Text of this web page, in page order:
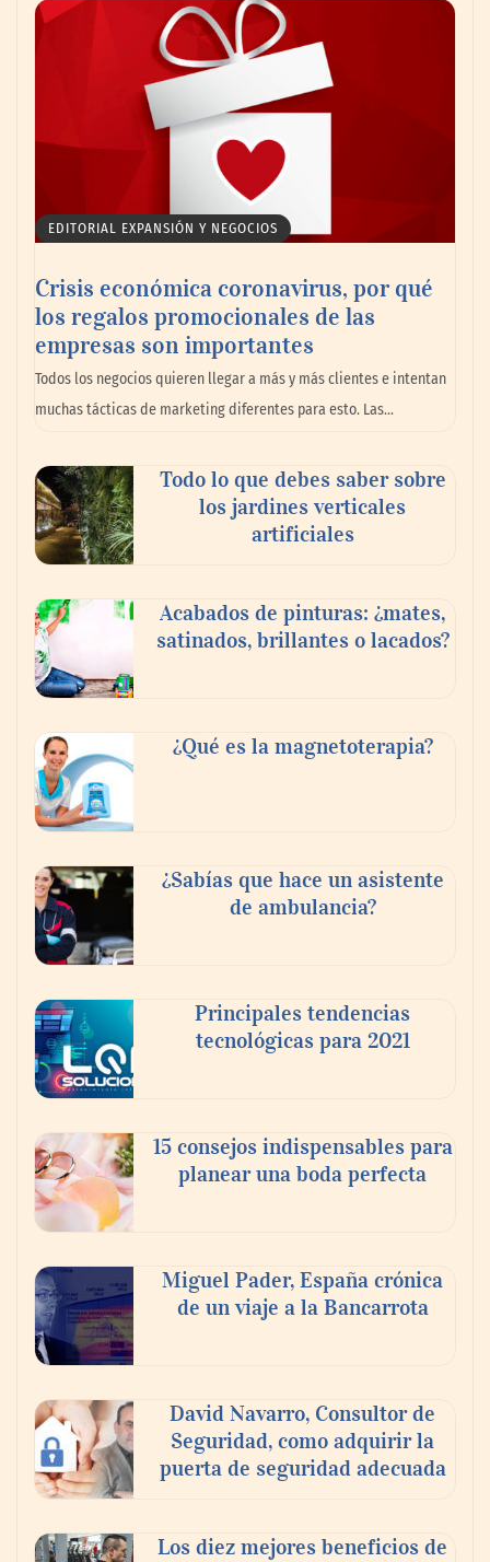
pisos deportivos para gimnasios en México
La llanta más cara puede ser la que menos
cuesta: Michelin lo demuestra ante notario
público
Paso a paso: ¿cómo prepararse para la
transición a la jornada de 40 horas? Guía
InfoBlock
Sierra de Guadalupe
La cartera vencida hipotecaria aumenta al
doble de velocidad que la cartera sana en
Toro Tapas inaugura su Raw Bar: una
experiencia desde mediodía hasta el
anochecer con cocina abierta
EDITORIAL EXPANSIÓN Y NEGOCIOS
Crisis económica coronavirus, por qué
los regalos promocionales de las
empresas son importantes
Todos los negocios quieren llegar a más y más clientes e intentan
muchas tácticas de marketing diferentes para esto. Las…
Todo lo que debes saber sobre
los jardines verticales
artificiales
Acabados de pinturas: ¿mates,
satinados, brillantes o lacados?
¿Qué es la magnetoterapia?
¿Sabías que hace un asistente
de ambulancia?
Principales tendencias
tecnológicas para 2021
15 consejos indispensables para
planear una boda perfecta
Miguel Pader, España crónica
de un viaje a la Bancarrota
David Navarro, Consultor de
Seguridad, como adquirir la
puerta de seguridad adecuada
Los diez mejores beneficios de